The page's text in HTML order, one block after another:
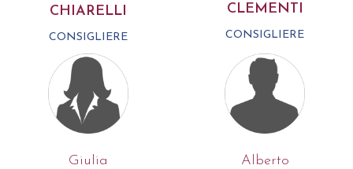
CHIARELLI
CONSIGLIERE
CLEMENTI
CONSIGLIERE
Giulia
Alberto